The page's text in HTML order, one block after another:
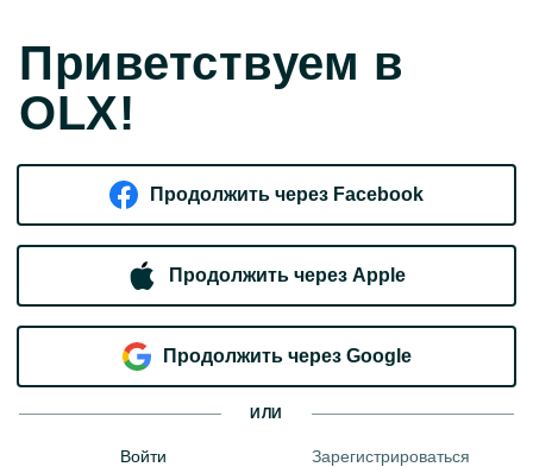
Приветствуем в
OLX!
Продолжить через Facebook
Продолжить через Apple
Продолжить через Google
ИЛИ
Войти Зарегистрироваться